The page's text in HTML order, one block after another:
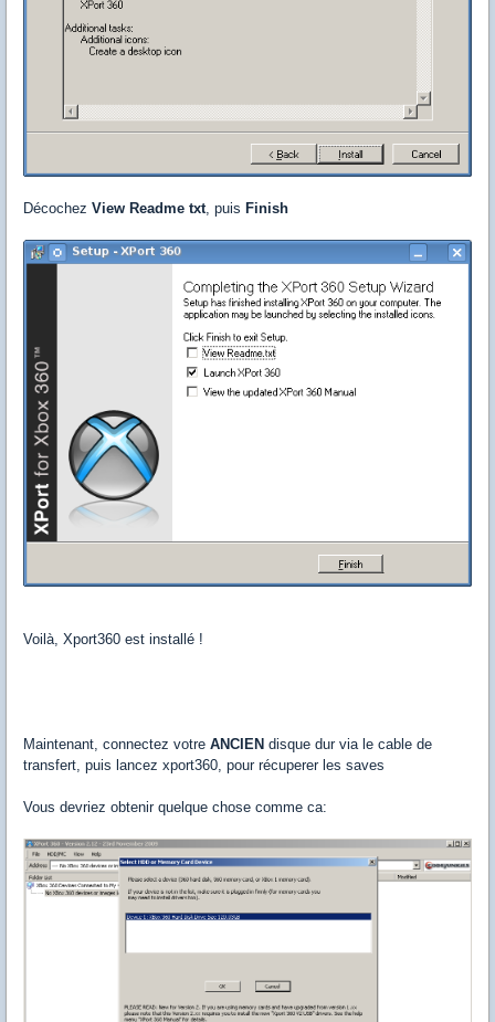
Décochez View Readme txt , puis Finish
Voilà, Xport360 est installé !
Maintenant, connectez votre ANCIEN disque dur via le cable de
transfert, puis lancez xport360, pour récuperer les saves
Vous devriez obtenir quelque chose comme ca: